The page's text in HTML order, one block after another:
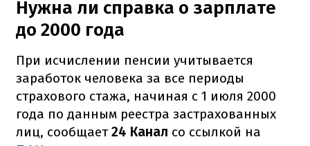
Нужна ли справка о зарплате
до 2000 года
При исчислении пенсии учитывается
заработок человека за все периоды
страхового стажа, начиная с 1 июля 2000
года по данным реестра застрахованных
лиц, сообщает24 Канал со ссылкой на